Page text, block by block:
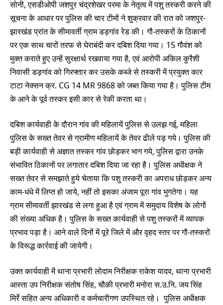
सोनी, एसडीओपी जशपुर चंद्रशेखर परमा के नेतृत्व में पशु तस्करी करने की
सूचना के आधार पर पुलिस की चार टीमों ने शुक्रवार की रात को जशपुर-
झारखंड प्रांत के सीमावर्ती ग्राम डड़गांव रेड की। गौ-तस्करों के ठिकानों
पर एक साथ चारों तरफ से घेराबंदी कर दबिश दिया गया। 15 गौवंश को
मुक्त कराते हुए उन्हें सुरक्षार्थ रखवाया गया है, एवं आरोपी अकिल कुरैशी
निवासी डड़गांव को गिरफ्तार कर उसके कब्जे से तस्करी में प्रयुक्त कार
टाटा नेक्सन क्र. CG 14 MR 9868 को जब्त किया गया है। पुलिस टीम
के आने के पूर्व तस्कर इसी कार से रेकी करता था।
दबिश कार्यवाही के दौरान गांव की महिलायें पुलिस से उलझ गई, महिला
पुलिस के सख्त तेवर से ग्रामीण महिलायें के तेवर ढीले पड़ गये। पुलिस की
बड़ी कार्यवाही से अज्ञात तस्कर गांव छोड़कर भाग गये, पुलिस द्वारा उनके
संभावित ठिकानों पर लगातार दबिश दिया जा रहा है। पुलिस अधीक्षक ने
सख्त तेवर से समझाते हुये चेताया कि पशु तस्करी का अपराध छोड़कर अन्य
काम-धंधे में लिप्त हो जाये, नहीं तो इसका अंजाम पूरा गांव भुगतेगा। यह
ग्राम सीमावर्ती झारखंड से लगा हुआ है एवं ग्राम में समुदाय विशेष के लोगों
की संख्या अधिक है। पुलिस के सख्त कार्यवाही से पशु तस्करों में व्यापक
प्रभाव पड़ा है। आने वाले दिनों में पूरे जिले में और वृहद स्तर पर गौ-तस्करों
के विरूद्ध कार्रवाई की जायेगी।
उक्त कार्यवाही में थाना प्रभारी लोदाम निरीक्षक राकेश यादव, थाना प्रभारी
आस्ता उप निरीक्षक संतोष सिंह, चौकी प्रभारी मनोरा स.उ.नि. जय सिंह
मिर्रे सहित अन्य अधिकारी व कर्मचारीगण उपस्थित रहे। पुलिस अधीक्षक